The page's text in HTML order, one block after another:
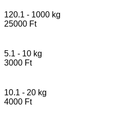
120.1 - 1000 kg
25000 Ft
5.1 - 10 kg
3000 Ft
10.1 - 20 kg
4000 Ft